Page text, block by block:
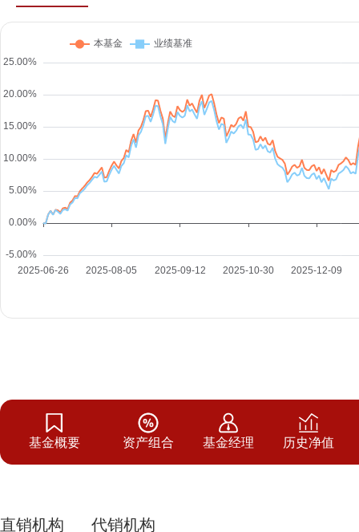
基金概要 资产组合 基金经理 历史净值
直销机构 代销机构